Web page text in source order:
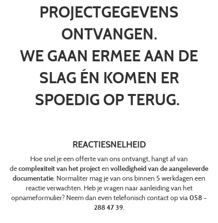
PROJECTGEGEVENS
ONTVANGEN.
WE GAAN ERMEE AAN DE
SLAG ÉN KOMEN ER
SPOEDIG OP TERUG.
REACTIESNELHEID
Hoe snel je een offerte van ons ontvangt, hangt af van
decomplexiteit van het projecten volledigheid van de aangeleverde
documentatie. Normaliter mag je van ons binnen 5 werkdagen een
reactie verwachten. Heb je vragen naar aanleiding van het
opnameformulier? Neem dan even telefonisch contact op via058 –
288 47 39.